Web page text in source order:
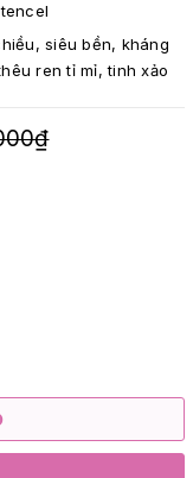
siêu bền, kháng
ren tỉ mỉ, tinh xảo